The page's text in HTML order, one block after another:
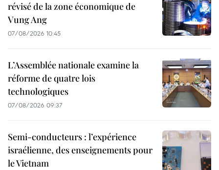
révisé de la zone économique de
Vung Ang
07/08/2026 10:45
L’Assemblée nationale examine la
réforme de quatre lois
technologiques
07/08/2026 09:37
Semi-conducteurs : l’expérience
israélienne, des enseignements pour
le Vietnam